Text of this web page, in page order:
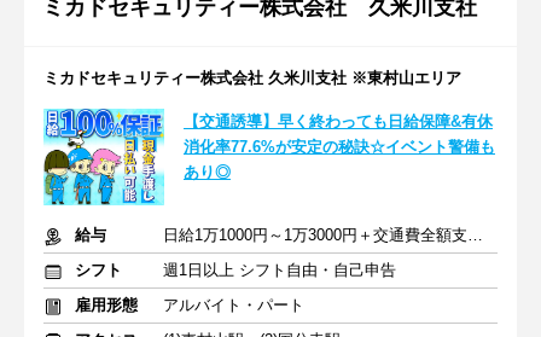
ミカドセキュリティー株式会社 久米川支社
ミカドセキュリティー株式会社 久米川支社 ※東村山エリア
【交通誘導】早く終わっても日給保障&有休
消化率77.6%が安定の秘訣☆イベント警備も
あり◎
給与
日給1万1000円～1万3000円＋交通費全額支給(規定あり)
シフト
週1日以上 シフト自由・自己申告
雇用形態
アルバイト・パート